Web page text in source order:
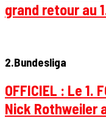
grand retour au
2.Bundesliga
OFFICIEL : Le 1.
Nick Rothweiler